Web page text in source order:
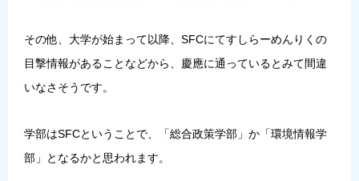
その他、大学が始まって以降、SFCにてすしらーめんりくの
目撃情報があることなどから、慶應に通っているとみて間違
いなさそうです。
学部はSFCということで、「総合政策学部」か「環境情報学
部」となるかと思われます。